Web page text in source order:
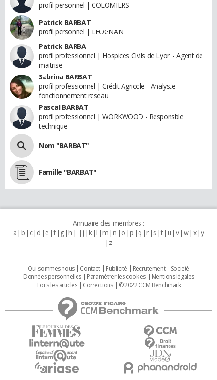
profil personnel | COLOMIERS
Patrick BARBAT
profil personnel | LEOGNAN
Patrick BARBA
profil professionnel | Hospices Civils de Lyon - Agent de
maitrise
Sabrina BARBAT
profil professionnel | Crédit Agricole - Analyste
fonctionnement reseau
Pascal BARBAT
profil professionnel | WORKWOOD - Responsble
technique
Nom "BARBAT"
Famille "BARBAT"
Annuaire des membres :
a b c d e f g h i j k l m n o p q r s t u v w x y
z
Qui sommes nous Contact Publicité Recrutement
Societé
Données personnelles
Paramétrer les cookies
Mentions légales
Tous les articles
Corrections © 2022 CCM Benchmark